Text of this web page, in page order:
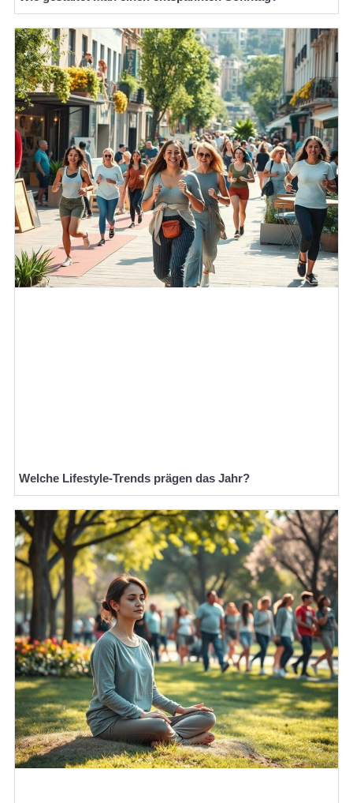
Welche Lifestyle-Trends prägen das Jahr?